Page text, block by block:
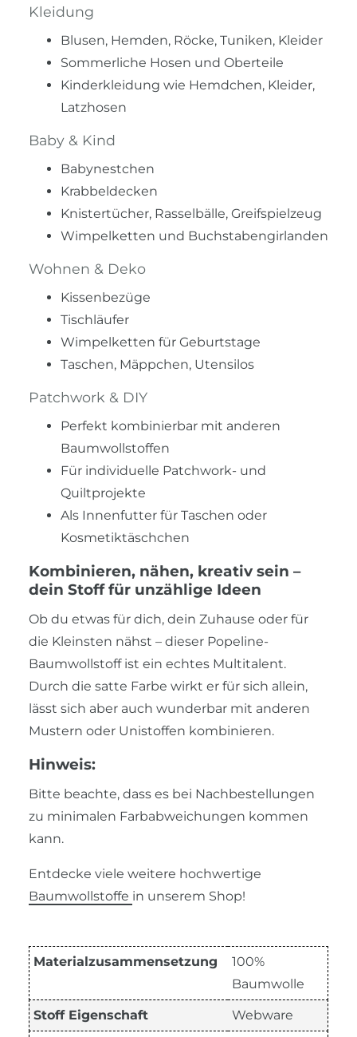
Kleidung
Blusen, Hemden, Röcke, Tuniken, Kleider
Sommerliche Hosen und Oberteile
Kinderkleidung wie Hemdchen, Kleider,
Latzhosen
Baby & Kind
Babynestchen
Krabbeldecken
Knistertücher, Rasselbälle, Greifspielzeug
Wimpelketten und Buchstabengirlanden
Wohnen & Deko
Kissenbezüge
Tischläufer
Wimpelketten für Geburtstage
Taschen, Mäppchen, Utensilos
Patchwork & DIY
Perfekt kombinierbar mit anderen
Baumwollstoffen
Für individuelle Patchwork- und
Quiltprojekte
Als Innenfutter für Taschen oder
Kosmetiktäschchen
Kombinieren, nähen, kreativ sein –
dein Stoff für unzählige Ideen
Ob du etwas für dich, dein Zuhause oder für
die Kleinsten nähst – dieser Popeline-
Baumwollstoff ist ein echtes Multitalent.
Durch die satte Farbe wirkt er für sich allein,
lässt sich aber auch wunderbar mit anderen
Mustern oder Unistoffen kombinieren.
Hinweis:
Bitte beachte, dass es bei Nachbestellungen
zu minimalen Farbabweichungen kommen
kann.
Entdecke viele weitere hochwertige
Baumwollstoffe in unserem Shop!
Materialzusammensetzung
100%
Baumwolle
Stoff Eigenschaft Webware